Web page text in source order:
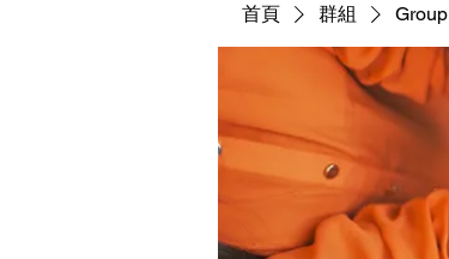
首頁 群組 Group